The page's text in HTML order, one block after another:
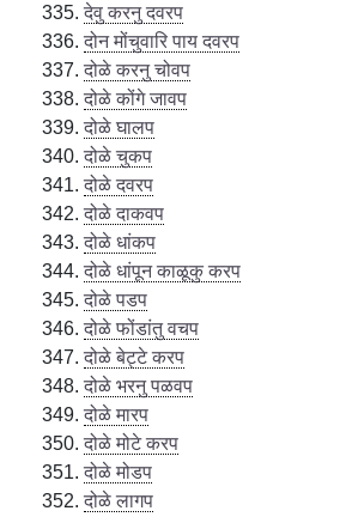
देवु करनु दवरप
दोन मोंचुवारि पाय दवरप
दोळे करनु चोवप
दोळे कोंगे जावप
दोळे घालप
दोळे चुकप
दोळे दवरप
दोळे दाकवप
दोळे धांकप
दोळे धांपून काळूकु करप
दोळे पडप
दोळे फोंडांतु वचप
दोळे बेट्टे करप
दोळे भरनु पळवप
दोळे मारप
दोळे मोटे करप
दोळे मोडप
दोळे लागप